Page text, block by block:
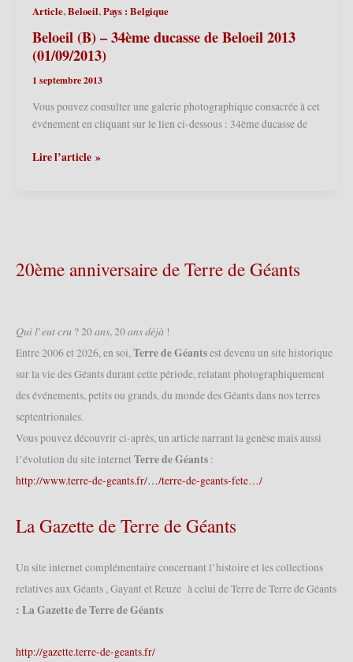
–
Exposition
« Le
2013
(14/09/2013)
Article,Beloeil,Pays : Belgique
Beloeil (B) – 34ème ducasse de Beloeil 2013
(01/09/2013)
1 septembre 2013
Vous pouvez consulter une galerie photographique consacrée à cet
événement en cliquant sur le lien ci-dessous : 34ème ducasse de
Beloeil
Beloeil
2013
Lire l’article »
20ème anniversaire de Terre de Géants
𝑄𝑢𝑖 𝑙’𝑒𝑢𝑡 𝑐𝑟𝑢 ? 20 𝑎𝑛𝑠, 20 𝑎𝑛𝑠 𝑑𝑒́𝑗𝑎̀ !
Entre 2006 et 2026, en soi,Terre de Géantsest devenu un site historique
sur la vie des Géants durant cette période, relatant photographiquement
des événements, petits ou grands, du monde des Géants dans nos terres
septentrionales.
Vous pouvez découvrir ci-après, un article narrant la genèse mais aussi
l’évolution du site internet Terre de Géants :
http://www.terre-de-geants.fr/…/terre-de-geants-fete…/
La Gazette de Terre de Géants
Un site internet complémentaire concernant l’histoire et les collections
relatives aux Géants , Gayant et Reuze à celui de Terre de Terre de Géants
: La Gazette de Terre de Géants
http://gazette.terre-de-geants.fr/